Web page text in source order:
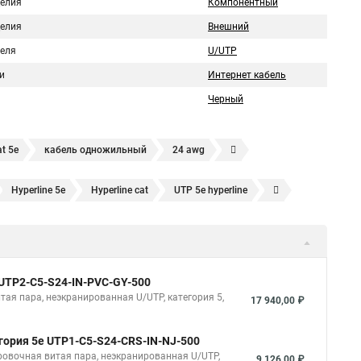
Компонентный
Внешний
U/UTP
Интернет кабель
Черный
5e кабель одножильный 24 awg
u utp cat 5e utp cat 5e 4 пары utp 5e 4х2х0 52
5e 4х2х24awg utp 4pr cat 5e
Hyperline 5e Hyperline cat UTP 5e hyperline
outdoor Hyperline ftp 5e
C5-S24-IN-PVC-GY-500
пара, неэкранированная U/UTP, категория 5,
17 940,00 ₽
5e UTP1-C5-S24-CRS-IN-NJ-500
витая пара, неэкранированная U/UTP,